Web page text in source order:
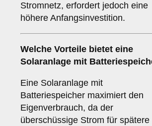
Stromnetz, erfordert jedoch eine
höhere Anfangsinvestition.
Welche Vorteile bietet eine
Solaranlage mit
Eine Solaranlage mit
Batteriespeicher maximiert den
Eigenverbrauch, da der
überschüssige Strom für spätere